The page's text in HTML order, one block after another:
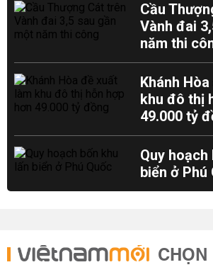
Cầu
Vành đai
năm thi
Khánh
khu đô thị
49.000 tỷ
Quy hoạch
biển ở Phú
CHỌN